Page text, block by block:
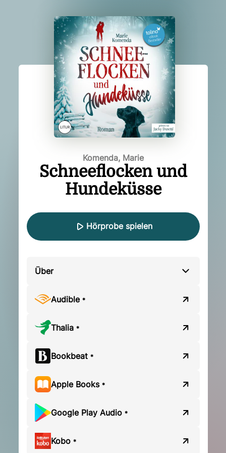
Komenda, Marie
Schneeflocken und
Hundeküsse
Hörprobe spielen
Über
Audible *
Thalia *
Bookbeat *
Apple Books *
Google Play Audio *
Kobo *